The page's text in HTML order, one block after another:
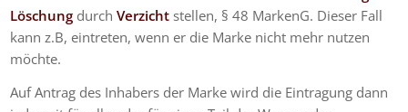
Löschung durchVerzicht stellen, § 48 MarkenG. Dieser Fall
kann z.B, eintreten, wenn er die Marke nicht mehr nutzen
möchte.
Auf Antrag des Inhabers der Marke wird die Eintragung dann